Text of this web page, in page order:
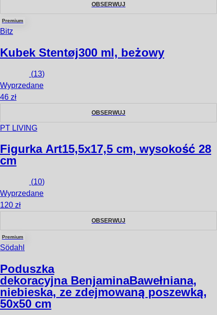
OBSERWUJ
Premium
Bitz
Kubek Stentøj300 ml, beżowy
(13)
Wyprzedane
46 zł
OBSERWUJ
PT LIVING
Figurka Art15,5x17,5 cm, wysokość 28
cm
(10)
Wyprzedane
120 zł
OBSERWUJ
Premium
Södahl
Poduszka
dekoracyjna BenjaminaBawełniana,
niebieska, ze zdejmowaną poszewką,
50x50 cm